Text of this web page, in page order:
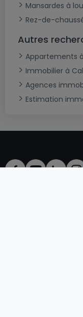
Mansardes à
Rez-de-
Autres
Appartements
Immobilier à
Agences
Estimation